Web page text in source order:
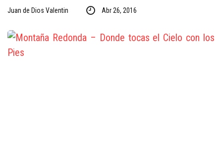
Juan de Dios Valentin Abr 26, 2016